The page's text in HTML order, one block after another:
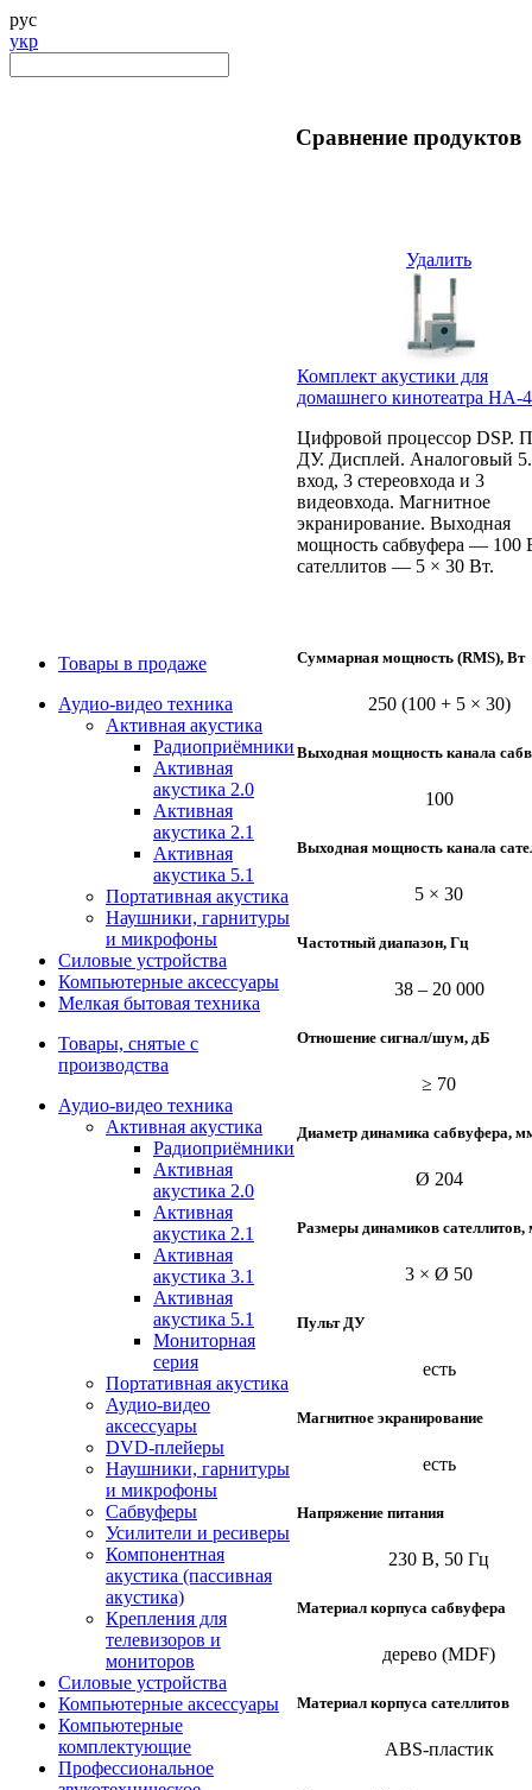
рус
укр
Товары в продаже
Аудио-видео техника
Активная акустика
Радиоприёмники
Активная
акустика 2.0
Активная
акустика 2.1
Активная
акустика 5.1
Портативная акустика
Наушники, гарнитуры
и микрофоны
Силовые устройства
Компьютерные аксессуары
Мелкая бытовая техника
Товары, снятые с
производства
Аудио-видео техника
Активная акустика
Радиоприёмники
Активная
акустика 2.0
Активная
акустика 2.1
Активная
акустика 3.1
Активная
акустика 5.1
Мониторная
серия
Портативная акустика
Аудио-видео
аксессуары
DVD-плейеры
Наушники, гарнитуры
и микрофоны
Сабвуферы
Усилители и ресиверы
Компонентная
акустика (пассивная
акустика)
Крепления для
телевизоров и
мониторов
Силовые устройства
Компьютерные аксессуары
Компьютерные
комплектующие
Профессиональное
Сравнение продуктов
Удалить
Комплект акустики для
домашнего кинотеатра HA-
Цифровой процессор DSP.
ДУ. Дисплей. Аналоговый
вход, 3 стереовхода и 3
видеовхода. Магнитное
экранирование. Выходная
мощность сабвуфера — 100
сателлитов — 5 × 30 Вт.
Суммарная мощность (RMS), Вт
250 (100 + 5 × 30)
Выходная мощность канала
100
Выходная мощность канала
5 × 30
Частотный диапазон, Гц
38 – 20 000
Отношение сигнал/шум, дБ
≥ 70
Диаметр динамика сабвуфера,
Ø 204
Размеры динамиков сателлитов,
3 × Ø 50
Пульт ДУ
есть
Магнитное экранирование
есть
Напряжение питания
230 В, 50 Гц
Материал корпуса сабвуфера
дерево (MDF)
Материал корпуса сателлитов
ABS-пластик